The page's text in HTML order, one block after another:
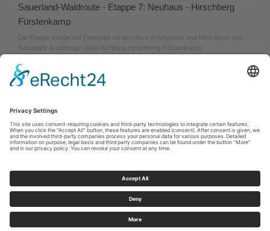
Sauerland-Waldroute - Etappe 7: Neuhaus - Hirschberg
Fürstenkamp
Die Etappe startet am Parkplatz an der Heve in Neuhaus und führt durch den
Naturpark Arnsberger Wald Richtung Hirschberg Fürstenkamp.
Cookie-Einstellungen